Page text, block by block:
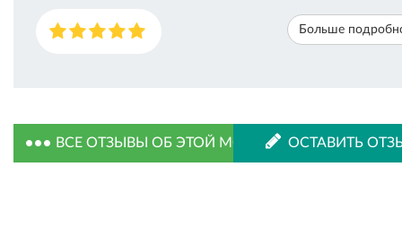
Больше
ВСЕ ОТЗЫВЫ ОБ ЭТОЙ МОДЕЛИ ОСТАВИТЬ